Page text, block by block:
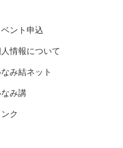
ベント申込
情報について
み結ネット
なみ講
ンク